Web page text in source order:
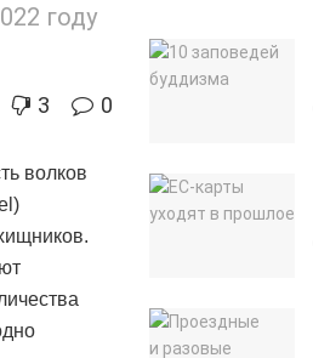
году
3 0
волков